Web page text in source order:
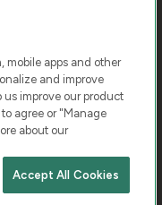
Chat with us
HOUSE. ALL
Privacy Policy
mobile apps and other
and improve
us improve our product
agree or "Manage
about our
Accept All Cookies